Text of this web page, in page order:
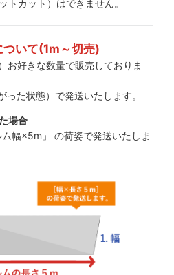
トカット）はできません。
いて(1m～切売)
お好きな数量で販売しておりま
た状態）で発送いたします。
場合
ム幅×5m」 の荷姿で発送いたしま